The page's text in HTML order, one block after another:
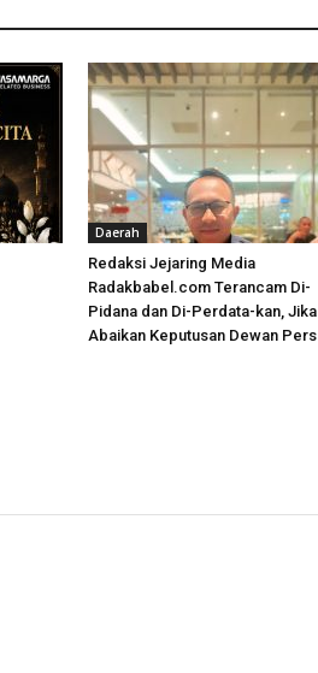
Daerah
Redaksi Jejaring Media
Radakbabel.com Terancam Di-
Pidana dan Di-Perdata-kan, Jika
Abaikan Keputusan Dewan Pers